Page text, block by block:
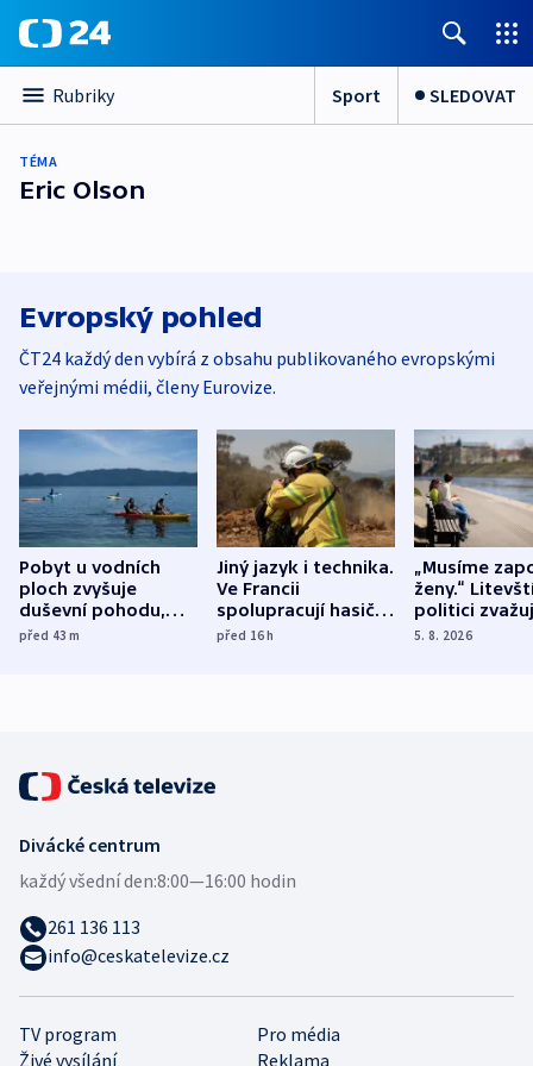
Rubriky Sport SLEDOVAT
TÉMA
Eric Olson
Evropský pohled
ČT24 každý den vybírá z obsahu publikovaného evropskými
veřejnými médii, členy Eurovize.
Pobyt u vodních
ploch zvyšuje
duševní pohodu,
ukázala
před 43m
Jiný jazyk i technika.
Ve Francii
spolupracují hasiči z
různých zemí
před 16h
„Musíme
ženy.“
politici
dohodu o
5. 8. 2026
TV program
Pro média
Živé vysílání
Reklama
Divácké centrum
každý všední den:8:00—16:00 hodin
261 136 113
info@ceskatelevize.cz